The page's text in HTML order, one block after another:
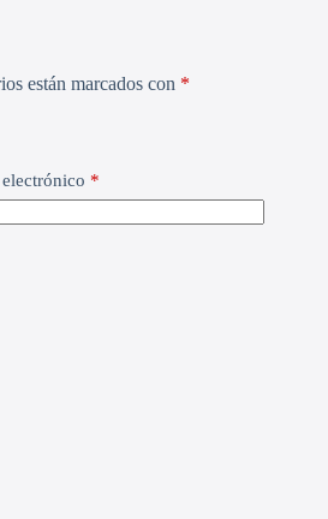
están marcados con *
*